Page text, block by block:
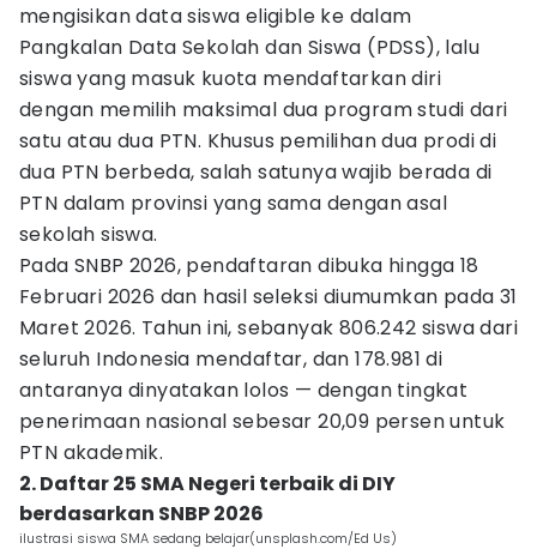
mengisikan data siswa eligible ke dalam
Pangkalan Data Sekolah dan Siswa (PDSS), lalu
siswa yang masuk kuota mendaftarkan diri
dengan memilih maksimal dua program studi dari
satu atau dua PTN. Khusus pemilihan dua prodi di
dua PTN berbeda, salah satunya wajib berada di
PTN dalam provinsi yang sama dengan asal
sekolah siswa.
Pada SNBP 2026, pendaftaran dibuka hingga 18
Februari 2026 dan hasil seleksi diumumkan pada 31
Maret 2026. Tahun ini, sebanyak 806.242 siswa dari
seluruh Indonesia mendaftar, dan 178.981 di
antaranya dinyatakan lolos — dengan tingkat
penerimaan nasional sebesar 20,09 persen untuk
PTN akademik.
2. Daftar 25 SMA Negeri terbaik di DIY
berdasarkan SNBP 2026
ilustrasi siswa SMA sedang belajar(unsplash.com/Ed Us)